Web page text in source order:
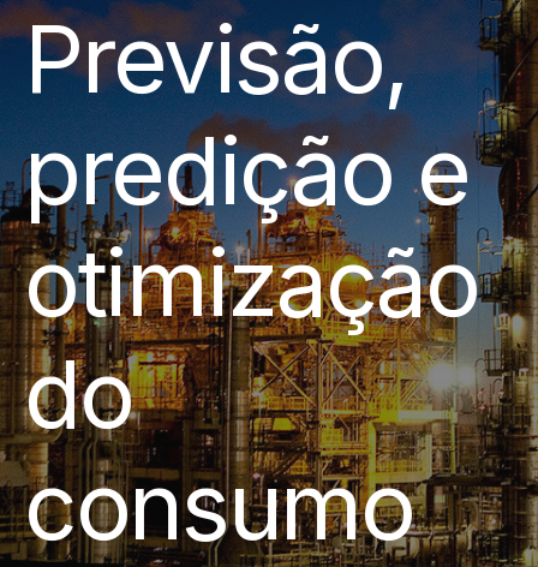
Previsão,
predição e
otimização
do
consumo